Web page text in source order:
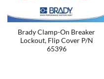
Brady Clamp-On Breaker
Lockout, Flip Cover P/N
65396